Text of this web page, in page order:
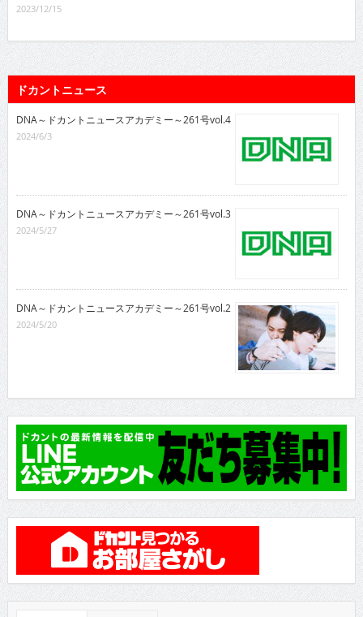
2023/12/15
ドカントニュース
DNA～ドカントニュースアカデミー～261号vol.4
2024/6/3
DNA～ドカントニュースアカデミー～261号vol.3
2024/5/27
DNA～ドカントニュースアカデミー～261号vol.2
2024/5/20